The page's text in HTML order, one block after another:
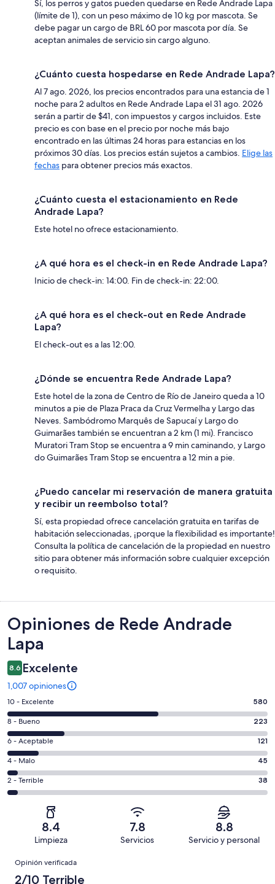
Sí, los perros y gatos pueden quedarse en Rede Andrade Lapa
(límite de 1), con un peso máximo de 10 kg por mascota. Se
debe pagar un cargo de BRL 60 por mascota por día. Se
aceptan animales de servicio sin cargo alguno.
¿Cuánto cuesta hospedarse en Rede Andrade Lapa?
Al 7 ago. 2026, los precios encontrados para una estancia de 1
noche para 2 adultos en Rede Andrade Lapa el 31 ago. 2026
serán a partir de $41, con impuestos y cargos incluidos. Este
precio es con base en el precio por noche más bajo
encontrado en las últimas 24 horas para estancias en los
próximos 30 días. Los precios están sujetos a cambios. Elige las
fechas para obtener precios más exactos.
¿Cuánto cuesta el estacionamiento en Rede
Andrade Lapa?
Este hotel no ofrece estacionamiento.
¿A qué hora es el check-in en Rede Andrade Lapa?
Inicio de check-in: 14:00. Fin de check-in: 22:00.
¿A qué hora es el check-out en Rede Andrade
Lapa?
El check-out es a las 12:00.
¿Dónde se encuentra Rede Andrade Lapa?
Este hotel de la zona de Centro de Río de Janeiro queda a 10
minutos a pie de Plaza Praca da Cruz Vermelha y Largo das
Neves. Sambódromo Marquês de Sapucaí y Largo do
Guimarães también se encuentran a 2 km (1 mi). Francisco
Muratori Tram Stop se encuentra a 9 min caminando, y Largo
do Guimarães Tram Stop se encuentra a 12 min a pie.
¿Puedo cancelar mi reservación de manera gratuita
y recibir un reembolso total?
Sí, esta propiedad ofrece cancelación gratuita en tarifas de
habitación seleccionadas, ¡porque la flexibilidad es importante!
Consulta la política de cancelación de la propiedad en nuestro
sitio para obtener más información sobre cualquier excepción
o requisito.
Opiniones
Opiniones de Rede Andrade
Lapa
8.6 Excelente
1,007 opiniones
Puntuación
de
10,
es
decir,
Excelente.
Basada
en
opiniones
10 - Excelente 580
Puntuación
de
8,
es
decir,
Bueno.
opiniones
8 - Bueno 223
Puntuación
de
6,
es
decir,
Aceptable.
de
1007
6 - Aceptable 121
Puntuación
de
4,
Basada
45
de
4 - Malo 45
Puntuación
de
Terrible.
Basada
2 - Terrible 38
8.4
Limpieza
7.8
Servicios
8.8
Servicio y personal
Opiniones
Opinión verificada
2/10 Terrible